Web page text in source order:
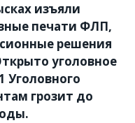
изъяли
печати ФЛП,
решения
уголовное
Уголовного
грозит до